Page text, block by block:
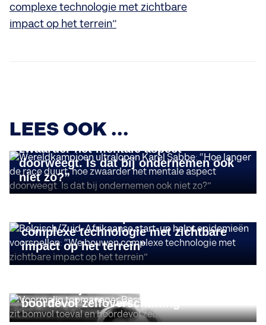
complexe technologie met zichtbare
impact op het terrein”
LEES OOK ...
Wereldkampioen ultralopen Karel
Sabbe: “Hoe langer de race duurt, hoe
zwaarder het mentale aspect
doorweegt. Is dat bij ondernemen ook
niet zo?”
IMPACT ONDERNEMEN
complexe technologie met zichtbare
impact op het terrein”
STORIES
boordevol zelfoverschatting”